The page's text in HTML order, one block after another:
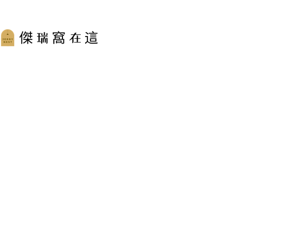
主
要